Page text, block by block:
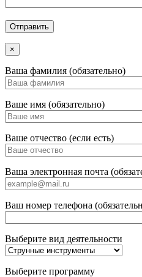
×
Ваша фамилия (обязательно)
Ваше имя (обязательно)
Ваше отчество (если есть)
Ваша электронная почта
Ваш номер телефона
Выберите вид деятельности
Выберите программу